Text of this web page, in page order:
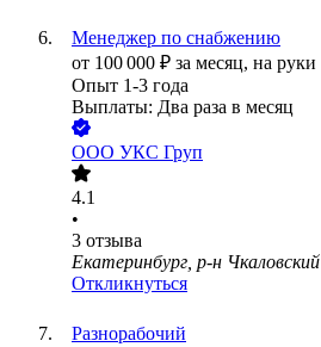
Менеджер по снабжению
от 100 000 ₽ за месяц, на руки
Опыт 1-3 года
Выплаты: Два раза в месяц
ООО УКС Груп
4.1
•
3 отзыва
Екатеринбург, р-н Чкаловский
Откликнуться
Разнорабочий